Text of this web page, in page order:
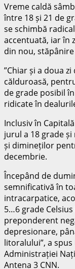
Vreme caldă
între 18 și 21 de
se schimbă
accentuată, iar în
din nou,
”Chiar și a doua
călduroasă,
de grade posibil
ridicate în
Inclusiv în
jurul a 18 grade
și dimineților
decembrie.
Începând de
semnificativă în
intracarpatice,
5…6 grade
preponderent
depresionare,
litoralului”, a
Administrației
Antena 3 CNN.